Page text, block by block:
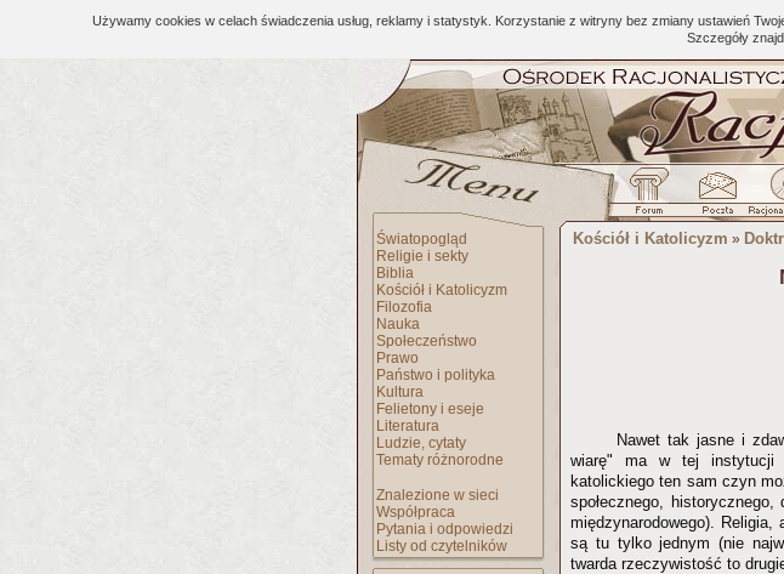
Używamy cookies w celach świadczenia usług, reklamy i statystyk. Korzystanie z witryny bez zmiany ustawień
Szczegóły
Światopogląd
Religie i sekty
Biblia
Kościół i Katolicyzm
Filozofia
Nauka
Społeczeństwo
Prawo
Państwo i polityka
Kultura
Felietony i eseje
Literatura
Ludzie, cytaty
Tematy różnorodne
Znalezione w sieci
Współpraca
Pytania i odpowiedzi
Listy od czytelników
Kościół i Katolicyzm »
Nawet tak jasne i
wiarę" ma w tej instytucji
katolickiego ten sam czyn
społecznego,
międzynarodowego).
są tu tylko jednym (nie
twarda rzeczywistość to